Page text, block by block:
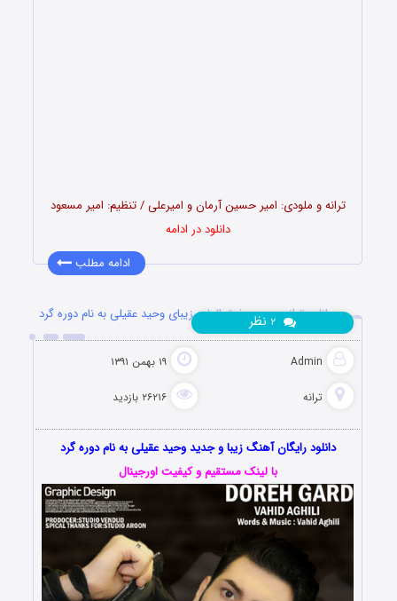
ترانه و ملودی: امیر حسین آرمان و امیرعلی / تنظیم: امیر مسعود
دانلود در ادامه
ادامه مطلب
دانلود ترانه جدید و فوق العاده زیبای وحید عقیلی به نام دوره گرد
Admin ۱۹ بهمن ۱۳۹۱
ترانه ۲۶۲۱۶ بازدید
۲ نظر
دانلود رایگان آهنگ زیبا و جدید وحید عقیلی به نام دوره گرد
با لینک مستقیم و کیفیت اورجینال